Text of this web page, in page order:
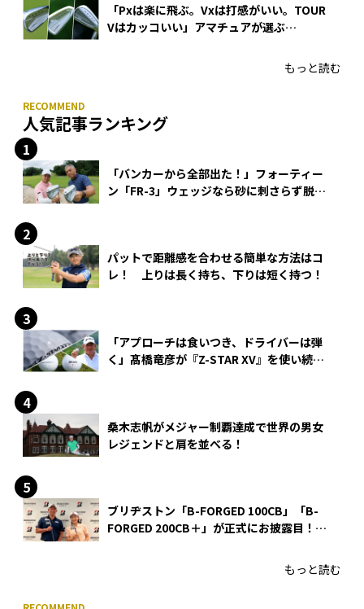
「Pxは楽に飛ぶ。Vxは打感がいい。TOUR
Vはカッコいい」アマチュアが選ぶ
もっと読む
人気記事ランキング
「バンカーから全部出た！」フォーティー
ン「FR-3」ウェッジなら砂に刺さらず脱出
パットで距離感を合わせる簡単な方法はコ
レ！ 上りは長く持ち、下りは短く持つ！
「アプローチは食いつき、ドライバーは弾
く」髙橋竜彦が『Z-STAR XV』を使い続け
桑木志帆がメジャー制覇達成で世界の男女
レジェンドと肩を並べる！
ブリヂストン「B-FORGED 100CB」「B-
FORGED 200CB＋」が正式にお披露目！
もっと読む